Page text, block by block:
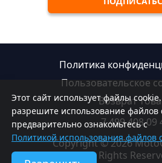
Этот сайт использует файлы
разрешите использование файлов
предварительно ознакомьтесь с
Политикой использования файлов
Политика
Пользовательское
Возврат
7 499 408 09
Copyright © 2026
Rights